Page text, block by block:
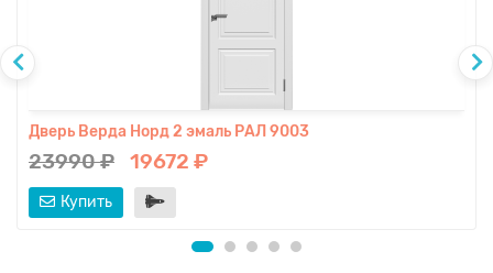
Дверь Верда Норд 2 эмаль РАЛ 9003
23990 ₽ 19672 ₽
Купить